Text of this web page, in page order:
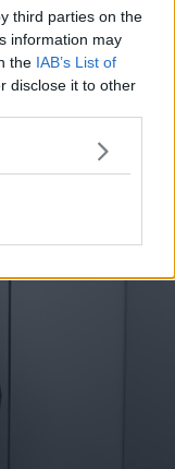
third parties on the
information may
the IAB’s List of
disclose it to other